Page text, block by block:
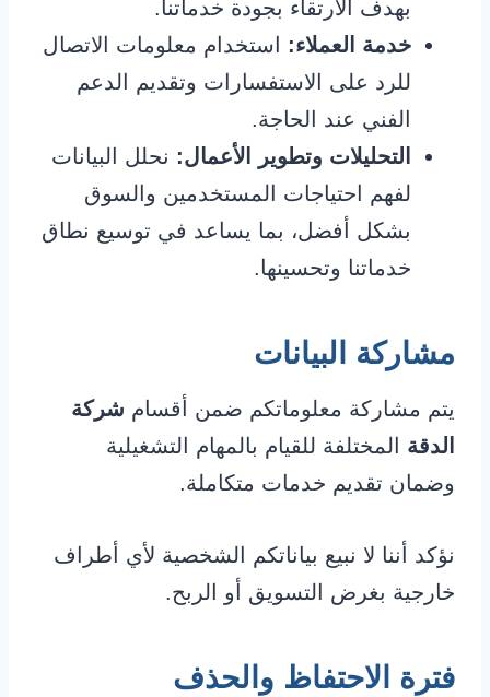
بهدف الارتقاء بجودة خدماتنا.
خدمة العملاء:
استخدام معلومات الاتصال
للرد على الاستفسارات وتقديم الدعم
الفني عند الحاجة.
التحليلات وتطوير الأعمال: نحلل البيانات
لفهم احتياجات المستخدمين والسوق
بشكل أفضل، بما يساعد في توسيع نطاق
خدماتنا وتحسينها.
مشاركة البيانات
يتم مشاركة معلوماتكم ضمن أقسام شركة
الدقة المختلفة للقيام بالمهام التشغيلية
وضمان تقديم خدمات متكاملة.
نؤكد أننا لا نبيع بياناتكم الشخصية لأي أطراف
خارجية بغرض التسويق أو الربح.
فترة الاحتفاظ والحذف